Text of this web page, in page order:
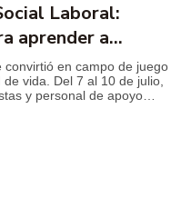
Laboral:
aprender a
convirtió en campo de juego
vida. Del 7 al 10 de julio,
y personal de apoyo
[…]